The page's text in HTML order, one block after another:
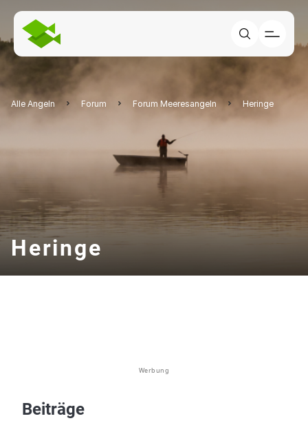
Alle Angeln Forum Forum Meeresangeln Heringe
Heringe
Werbung
Beiträge